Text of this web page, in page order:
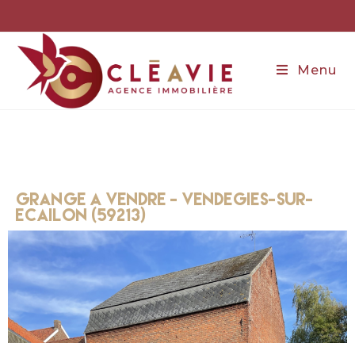
Menu
GRANGE a vendre - Vendegies-sur-
ecailon (59213)